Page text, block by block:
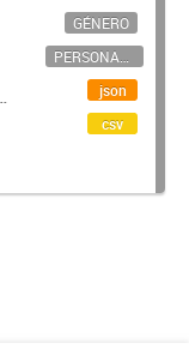
GÉNERO
PERSONAL CIENTÍFICO-TECNOLÓGICO
json
csv